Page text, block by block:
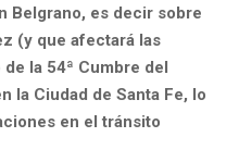
Belgrano, es decir sobre
(y que afectará las
la 54ª Cumbre del
la Ciudad de Santa Fe, lo
en el tránsito